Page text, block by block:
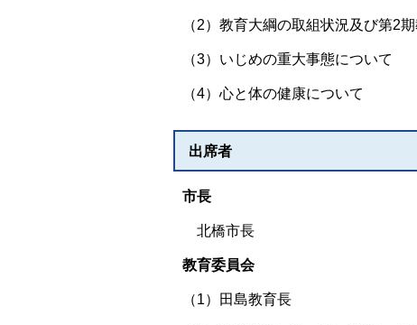
（2）教育大綱の取組状況及び第2
（3）いじめの重大事態について
（4）心と体の健康について
出席者
市長
北橋市長
教育委員会
（1）田島教育長